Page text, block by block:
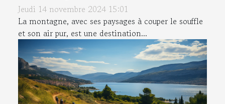
Jeudi 14 novembre 2024 15:01
La montagne, avec ses paysages à couper le souffle
et son air pur, est une destination...